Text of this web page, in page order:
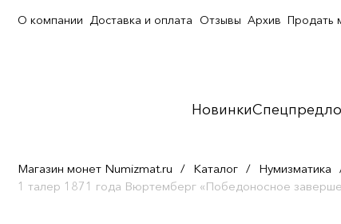
Новинки
О компании Доставка и оплата Отзывы Архив Продать
Магазин монет Numizmat.ru / Каталог / Нумизматика
1 талер 1871 года Вюртемберг «Победоносное